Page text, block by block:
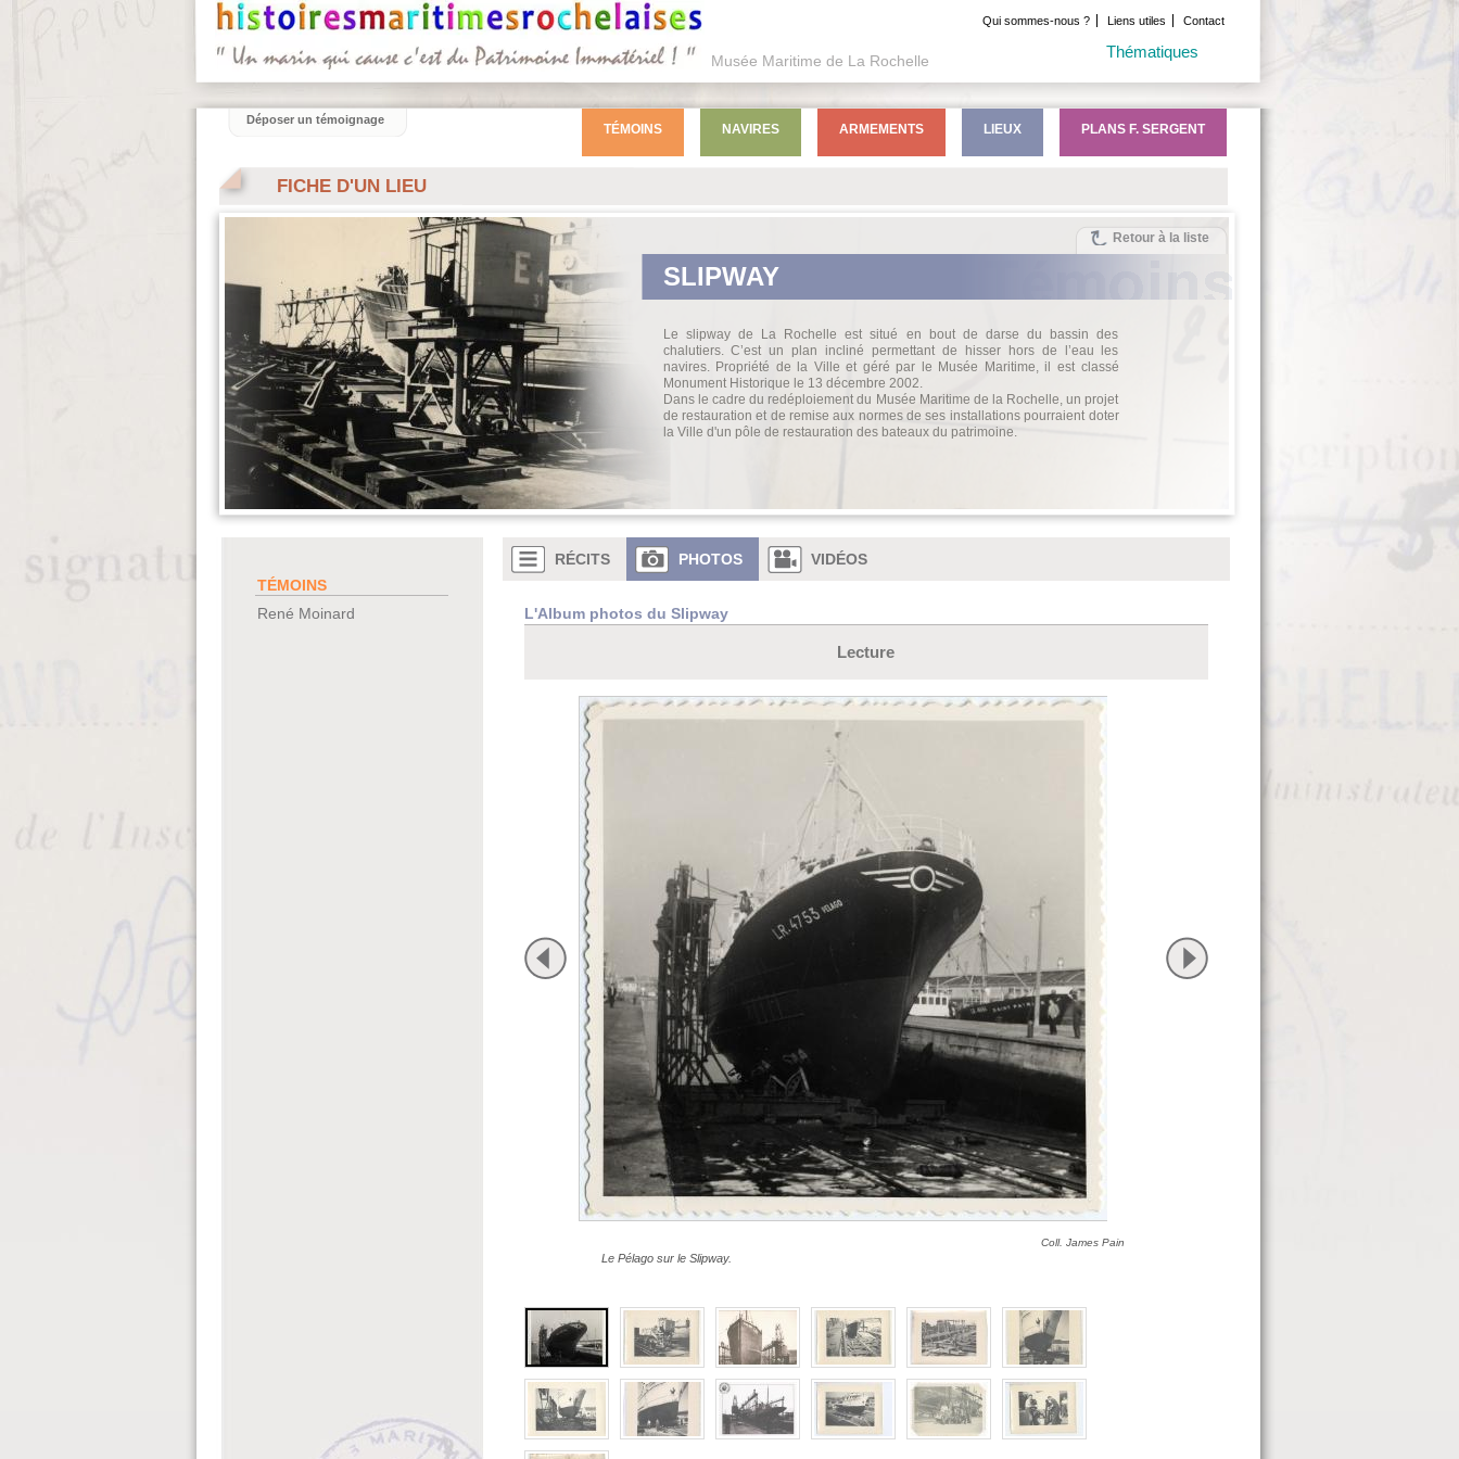
Musée Maritime de La Rochelle
Qui sommes-nous ? Liens utiles Contact
Thématiques
FICHE D'UN LIEU
Retour à la liste
SLIPWAY
Le slipway de La Rochelle est situé en bout de darse du bassin des
chalutiers. C’est un plan incliné permettant de hisser hors de l’eau les
navires. Propriété de la Ville et géré par le Musée Maritime, il est classé
Monument Historique le 13 décembre 2002.
Dans le cadre du redéploiement du Musée Maritime de la Rochelle, un projet
de restauration et de remise aux normes de ses installations pourraient doter
la Ville d'un pôle de restauration des bateaux du patrimoine.
TÉMOINS
René Moinard
RÉCITS PHOTOS VIDÉOS
L'Album photos du Slipway
Lecture
Coll. James Pain
Le Pélago sur le Slipway.
TÉMOINS NAVIRES ARMEMENTS LIEUX PLANS F. SERGENT
Déposer un témoignage